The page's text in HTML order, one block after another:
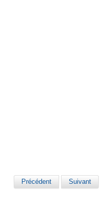
Précédent Suivant